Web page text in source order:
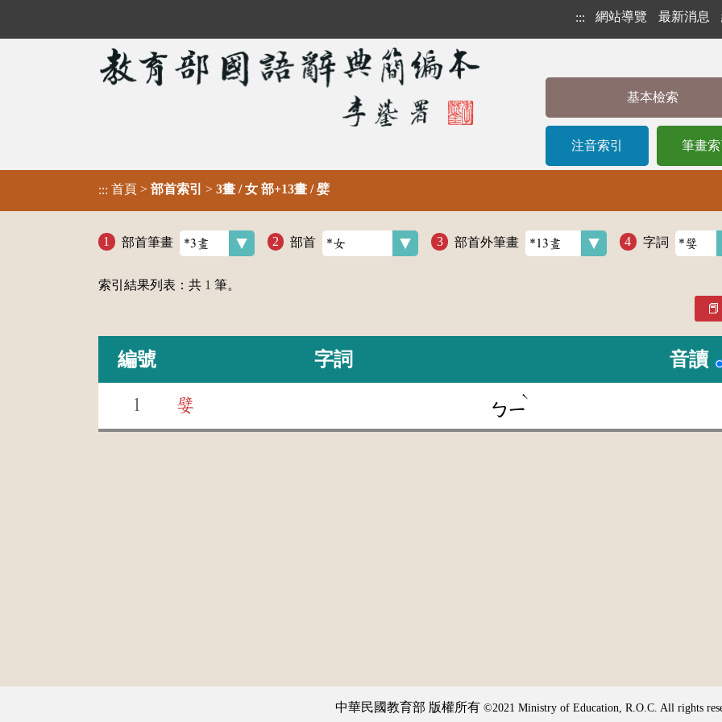
::: 網站導覽 最新消息
基本檢索
注音索引 筆畫索
::: 首頁 > 部首索引 > 3畫 / 女 部+13畫 / 嬖
部首筆畫 部首 部首外筆畫 字詞
索引結果列表：共 1 筆。
編號 字詞 音讀
1 嬖 ㄅㄧ
ˋ
中華民國教育部 版權所有 ©2021 Ministry of Education, R.O.C. All rights